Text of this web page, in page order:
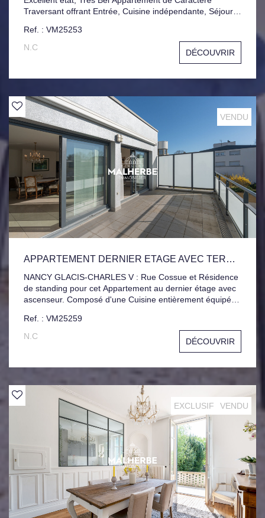
Traversant offrant Entrée, Cuisine indépendante, Séjour 2
Ref. : VM25253
N.C
DÉCOUVRIR
VENDU
APPARTEMENT DERNIER ETAGE AVEC TERRASSE ET GARAGE
NANCY GLACIS-CHARLES V : Rue Cossue et Résidence
de standing pour cet Appartement au dernier étage avec
ascenseur. Composé d'une Cuisine entièrement équipée
accès direct à la Terrasse Principale, Salle d'eau
Moderne, 2 Chambres avec Terrasse Filante. Garage
Ref. : VM25259
N.C
DÉCOUVRIR
EXCLUSIF VENDU